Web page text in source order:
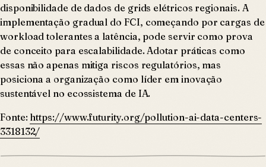
disponibilidade de dados de grids elétricos regionais. A
implementação gradual do FCI, começando por cargas de
workload tolerantes a latência, pode servir como prova
de conceito para escalabilidade. Adotar práticas como
essas não apenas mitiga riscos regulatórios, mas
posiciona a organização como líder em inovação
sustentável no ecossistema de IA.
Fonte: https://www.futurity.org/pollution-ai-data-centers-
3318132/